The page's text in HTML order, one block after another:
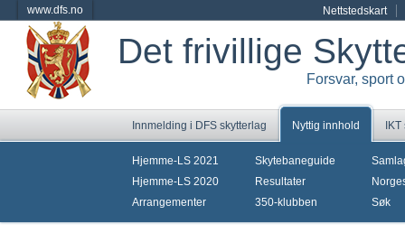
www.dfs.no Nettstedskart
Det frivillige
Forsvar, sport
Innmelding i DFS skytterlag Nyttig innhold
Hjemme-LS 2021
Hjemme-LS 2020
Arrangementer
Skytebaneguide
Resultater
350-klubben
Søk